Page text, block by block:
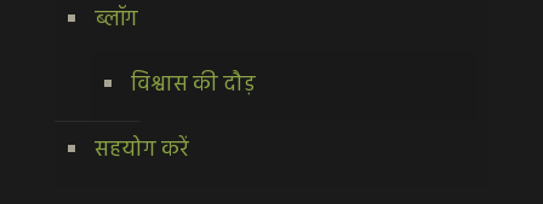
ब्लॉग
विश्वास की दौड़
सहयोग करें